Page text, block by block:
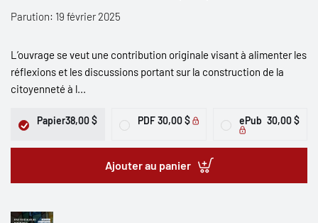
Parution: 19 février 2025
L’ouvrage se veut une contribution originale visant à alimenter les
réflexions et les discussions portant sur la construction de la
citoyenneté à l...
Papier38,00 $ PDF30,00 $ ePub 30,00 $
Ajouter au panier